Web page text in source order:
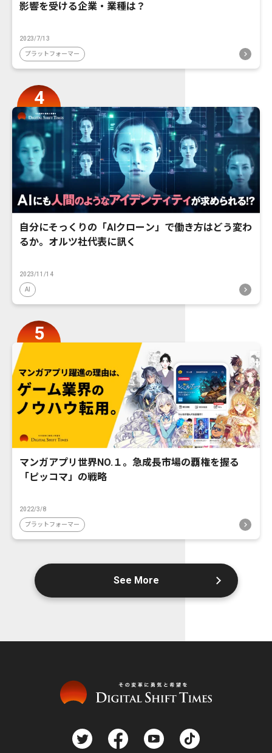
影響を受ける企業・業種は？
2023/7/13
プラットフォーマー
自分にそっくりの「AIクローン」で働き方はどう変わ
るか。オルツ社代表に訊く
2023/11/14
AI
マンガアプリ世界NO.１。急成長市場の覇権を握る
「ピッコマ」の戦略
2022/3/8
プラットフォーマー
See More